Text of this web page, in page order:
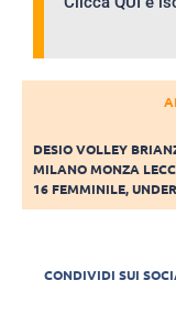
DESIO VOLLEY
MILANO MONZA
16 FEMMINILE,
CONDIVIDI SUI